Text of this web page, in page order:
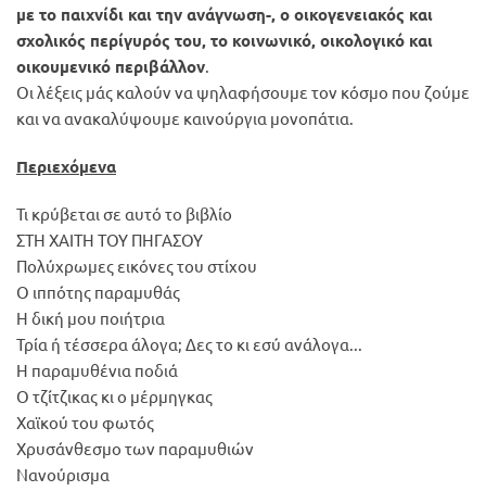
με το παιχνίδι και την ανάγνωση-, ο οικογενειακός και
σχολικός περίγυρός του, το κοινωνικό, οικολογικό και
οικουμενικό περιβάλλον.
Οι λέξεις μάς καλούν να ψηλαφήσουμε τον κόσμο που ζούμε
και να ανακαλύψουμε καινούργια μονοπάτια.
Περιεχόμενα
Τι κρύβεται σε αυτό το βιβλίο
ΣΤΗ ΧΑΙΤΗ ΤΟΥ ΠΗΓΑΣΟΥ
Πολύχρωμες εικόνες του στίχου
Ο ιππότης παραμυθάς
Η δική μου ποιήτρια
Τρία ή τέσσερα άλογα; Δες το κι εσύ ανάλογα...
Η παραμυθένια ποδιά
Ο τζίτζικας κι ο μέρμηγκας
Χαϊκού του φωτός
Χρυσάνθεσμο των παραμυθιών
Νανούρισμα